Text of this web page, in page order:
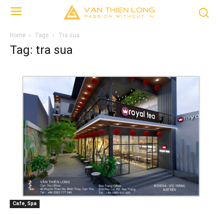
Home Tags Tra sua
Tag: tra sua
Cafe, Spa